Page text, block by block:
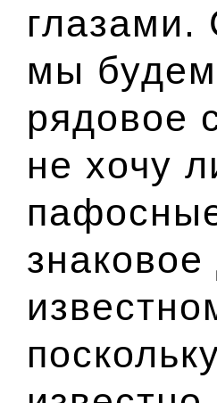
глазами.
мы
рядовое
не хочу